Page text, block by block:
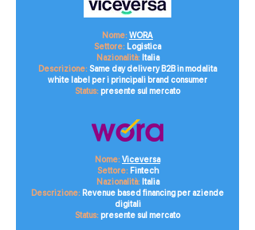
Nome:WORA
Settore: Logistica
Nazionalità:Italia
Descrizione:Same day delivery B2B in modalita
white label per i principali brand consumer
Status:presente sul mercato
Nome:Viceversa
Settore: Fintech
Nazionalità: Italia
Descrizione: Revenue based financing per aziende
digitali
Status:presente sul mercato